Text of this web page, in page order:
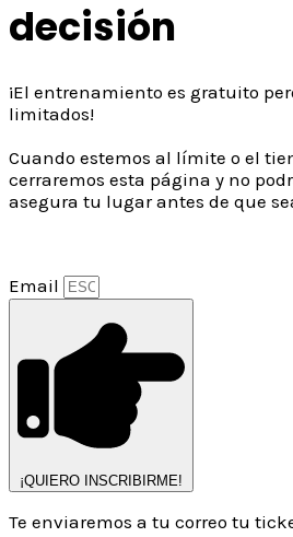
decisión
¡El entrenamiento es gratuito
limitados!
Cuando estemos al límite o el
cerraremos esta página y no
asegura tu lugar antes de que
Email
¡QUIERO INSCRIBIRME!
Te enviaremos a tu correo tu